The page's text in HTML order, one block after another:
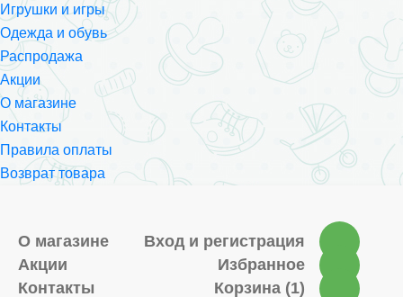
Игрушки и игры
Одежда и обувь
Распродажа
Акции
О магазине
Контакты
Правила оплаты
Возврат товара
О магазине
Акции
Контакты
Вход и регистрация
Избранное
Корзина (1)